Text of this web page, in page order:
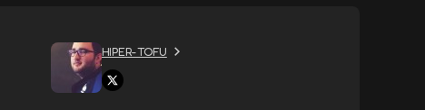
HIPER-TOFU